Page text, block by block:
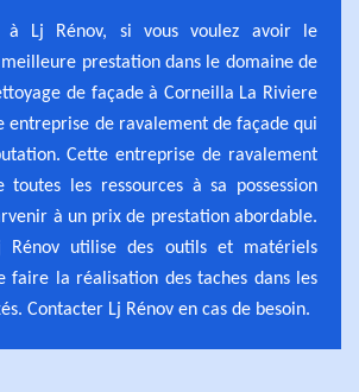
à Lj Rénov, si vous voulez avoir le
prestation dans le domaine de
de façade à Corneilla La Riviere
entreprise de ravalement de façade qui
Cette entreprise de ravalement
toutes les ressources à sa possession
à un prix de prestation abordable.
Rénov utilise des outils et matériels
faire la réalisation des taches dans les
Contacter Lj Rénov en cas de besoin.